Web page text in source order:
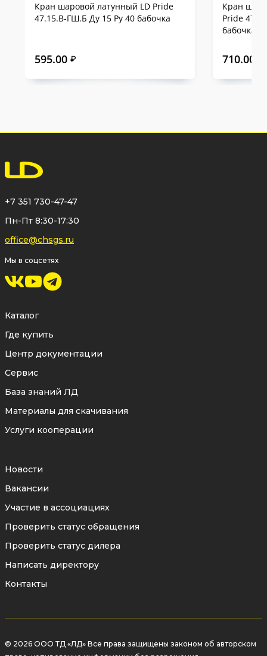
Кран шаровой латунный LD Pride
47.15.В-ГШ.Б Ду 15 Ру 40 бабочка
595.00 ₽
Кран
Pride
бабочка
710.00
+7 351 730-47-47
Пн-Пт 8:30-17:30
office@chsgs.ru
Мы в соцсетях
Каталог
Где купить
Центр документации
Сервис
База знаний ЛД
Материалы для скачивания
Услуги кооперации
Новости
Вакансии
Участие в ассоциациях
Проверить статус обращения
Проверить статус дилера
Написать директору
Контакты
© 2026 ООО ТД «ЛД» Все права защищены законом об авторском